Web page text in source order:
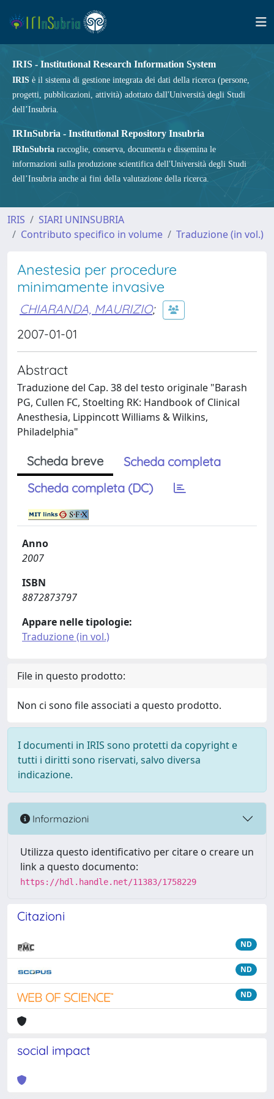
IRIS - Institutional Research Information System
IRIS è il sistema di gestione integrata dei dati della ricerca (persone,
progetti, pubblicazioni, attività) adottato dall'Università degli Studi
dell’Insubria.
IRInSubria - Institutional Repository Insubria
IRInSubria raccoglie, conserva, documenta e dissemina le
informazioni sulla produzione scientifica dell'Università degli Studi
dell’Insubria anche ai fini della valutazione della ricerca.
IRIS
SIARI UNINSUBRIA
Contributo specifico in volume
Traduzione (in vol.)
Anestesia per procedure
minimamente invasive
CHIARANDA, MAURIZIO;
2007-01-01
Abstract
Traduzione del Cap. 38 del testo originale "Barash
PG, Cullen FC, Stoelting RK: Handbook of Clinical
Anesthesia, Lippincott Williams & Wilkins,
Philadelphia"
Scheda breve
Scheda completa
Scheda completa (DC)
Anno
2007
ISBN
8872873797
Appare nelle tipologie:
Traduzione (in vol.)
File in questo prodotto:
Non ci sono file associati a questo prodotto.
I documenti in IRIS sono protetti da copyright e
tutti i diritti sono riservati, salvo diversa
indicazione.
Informazioni
Utilizza questo identificativo per citare o creare un
link a questo documento:
https://hdl.handle.net/11383/1758229
Citazioni
ND
ND
ND
social impact